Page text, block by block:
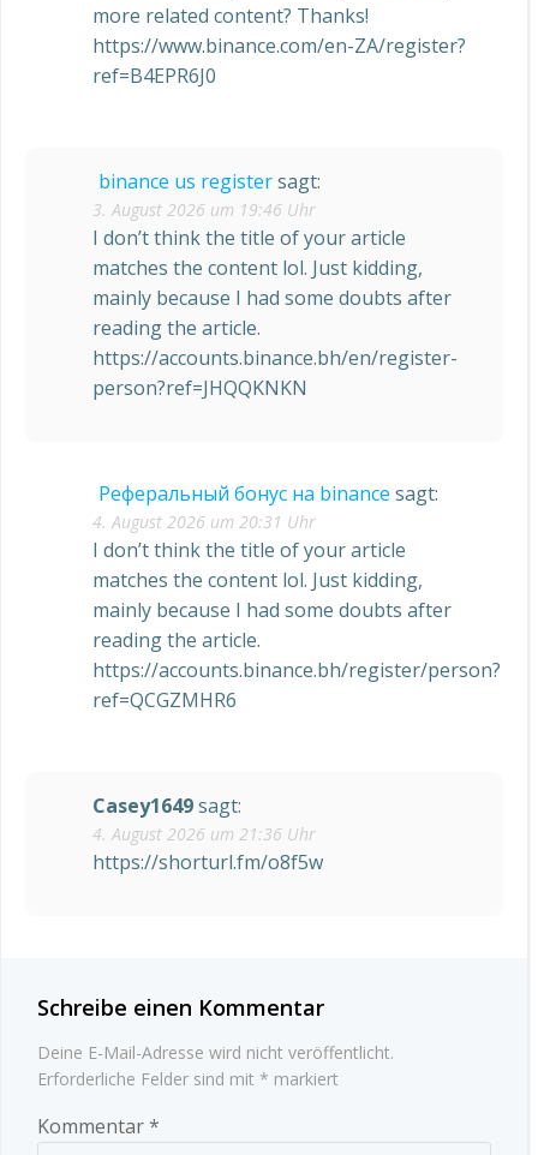
more related content? Thanks!
https://www.binance.com/en-ZA/register?
ref=B4EPR6J0
binance us registersagt:
3. August 2026 um 19:46 Uhr
I don’t think the title of your article
matches the content lol. Just kidding,
mainly because I had some doubts after
reading the article.
https://accounts.binance.bh/en/register-
person?ref=JHQQKNKN
Реферальный бонус на binance sagt:
4. August 2026 um 20:31 Uhr
I don’t think the title of your article
matches the content lol. Just kidding,
mainly because I had some doubts after
reading the article.
https://accounts.binance.bh/register/person?
ref=QCGZMHR6
Casey1649sagt:
4. August 2026 um 21:36 Uhr
https://shorturl.fm/o8f5w
Schreibe einen Kommentar
Deine E-Mail-Adresse wird nicht veröffentlicht.
Erforderliche Felder sind mit * markiert
Kommentar*